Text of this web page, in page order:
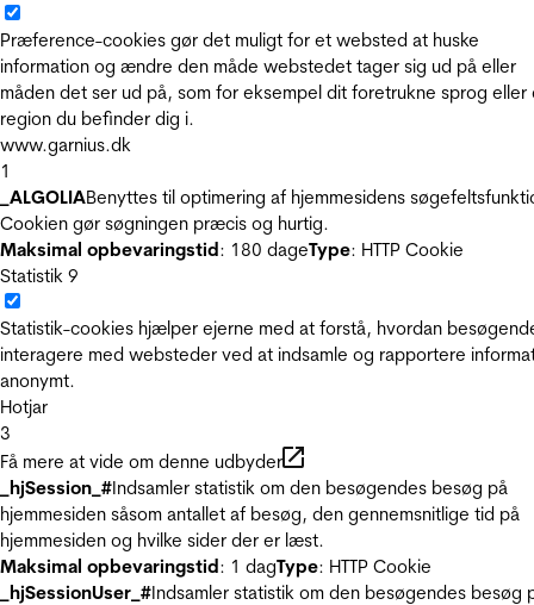
Præference-cookies gør det muligt for et websted at huske
information og ændre den måde webstedet tager sig ud på eller
måden det ser ud på, som for eksempel dit foretrukne sprog eller
region du befinder dig i.
www.garnius.dk
1
_ALGOLIABenyttes til optimering af hjemmesidens
Cookien gør søgningen præcis og hurtig.
Maksimal opbevaringstid: 180 dageType: HTTP Cookie
Statistik 9
Statistik-cookies hjælper ejerne med at forstå, hvordan
interagere med websteder ved at indsamle og rapportere
anonymt.
Hotjar
3
Få mere at vide om denne udbyder
_hjSession_#Indsamler statistik om den besøgendes besøg på
hjemmesiden såsom antallet af besøg, den gennemsnitlige tid på
hjemmesiden og hvilke sider der er læst.
Maksimal opbevaringstid: 1 dagType: HTTP Cookie
_hjSessionUser_#Indsamler statistik om den besøgendes besøg